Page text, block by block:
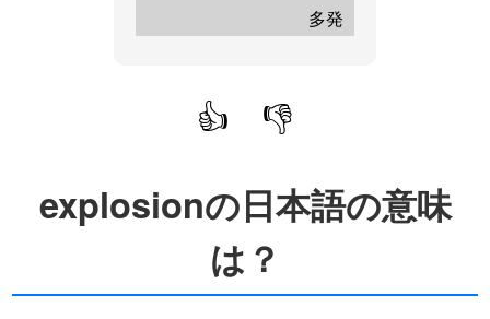
多発
👍 👎
explosionの日本語の意味
は？